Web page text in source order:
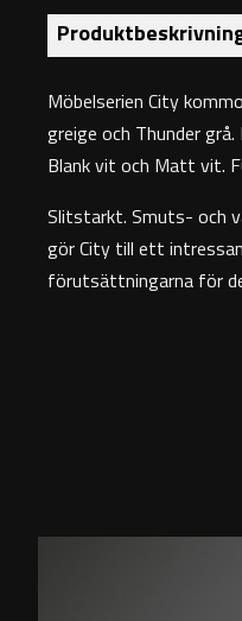
Möbelserien City
greige och Thunder
Blank vit och Matt vit.
Slitstarkt. Smuts- och
gör City till ett
förutsättningarna för